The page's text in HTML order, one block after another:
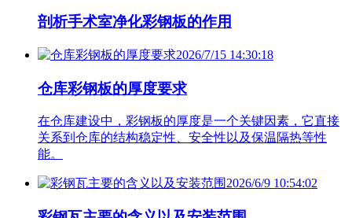
剖析手术室净化彩钢板的作用
2026/7/15 14:30:18
仓库彩钢板的厚度要求
在仓库建设中，彩钢板的厚度是一个关键因素，它直接
关系到仓库的结构稳定性、安全性以及保温隔热等性
能。
2026/6/9 10:54:02